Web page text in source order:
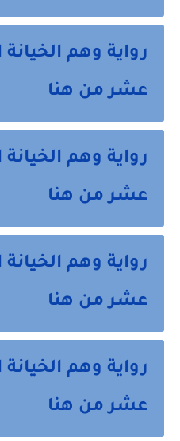
رواية وهم
عشر من هنا
رواية وهم
عشر من هنا
رواية وهم
عشر من هنا
رواية وهم
عشر من هنا